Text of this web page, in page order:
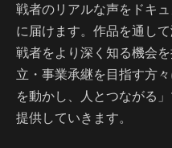
戦者のリアルな声をドキ
に届けます。作品を通し
戦者をより深く知る機会
立・事業承継を目指す方
を動かし、人とつながる
提供していきます。